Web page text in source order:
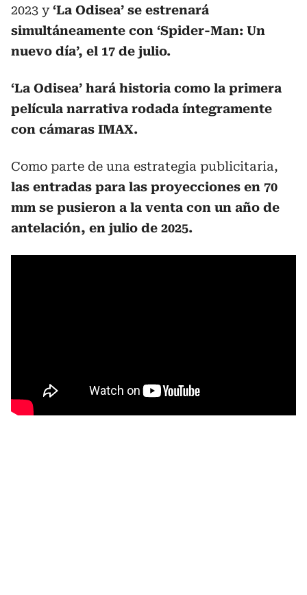
2023 y‘La Odisea’ se estrenará
simultáneamente con ‘Spider-Man: Un
nuevo día’, el 17 de julio.
‘La Odisea’ hará historia como la primera
película narrativa rodada íntegramente
con cámaras IMAX.
Como parte de una estrategia publicitaria,
las entradas para las proyecciones en 70
mm se pusieron a la venta con un año de
antelación, en julio de 2025.